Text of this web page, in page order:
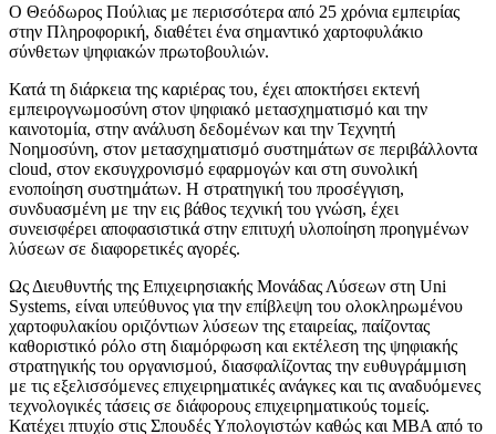
Ο Θεόδωρος Πούλιας με περισσότερα από 25 χρόνια εμπειρίας
στην Πληροφορική, διαθέτει ένα σημαντικό χαρτοφυλάκιο
σύνθετων ψηφιακών πρωτοβουλιών.
Κατά τη διάρκεια της καριέρας του, έχει αποκτήσει εκτενή
εμπειρογνωμοσύνη στον ψηφιακό μετασχηματισμό και την
καινοτομία, στην ανάλυση δεδομένων και την Τεχνητή
Νοημοσύνη, στον μετασχηματισμό συστημάτων σε περιβάλλοντα
cloud, στον εκσυγχρονισμό εφαρμογών και στη συνολική
ενοποίηση συστημάτων. Η στρατηγική του προσέγγιση,
συνδυασμένη με την εις βάθος τεχνική του γνώση, έχει
συνεισφέρει αποφασιστικά στην επιτυχή υλοποίηση προηγμένων
λύσεων σε διαφορετικές αγορές.
Ως Διευθυντής της Επιχειρησιακής Μονάδας Λύσεων στη Uni
Systems, είναι υπεύθυνος για την επίβλεψη του ολοκληρωμένου
χαρτοφυλακίου οριζόντιων λύσεων της εταιρείας, παίζοντας
καθοριστικό ρόλο στη διαμόρφωση και εκτέλεση της ψηφιακής
στρατηγικής του οργανισμού, διασφαλίζοντας την ευθυγράμμιση
με τις εξελισσόμενες επιχειρηματικές ανάγκες και τις αναδυόμενες
τεχνολογικές τάσεις σε διάφορους επιχειρηματικούς τομείς.
Κατέχει πτυχίο στις Σπουδές Υπολογιστών καθώς και MBA από το